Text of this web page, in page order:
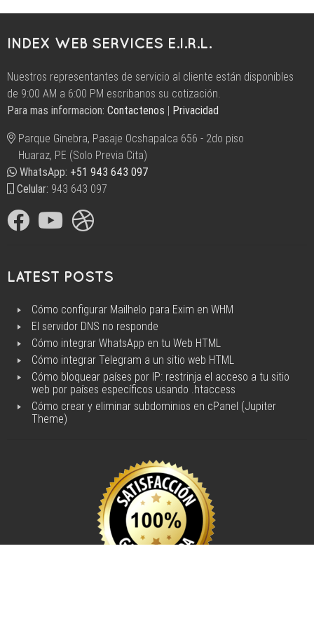
Web
Perú,
AMP
HTML,
Design,
HTML5,
CSS3,
#DiseñoWebPeru,
de
Responsive,
Web
Huaraz ,
Alojamiento
Web
Peru
Hosting
Dominios ,
Web
INDEX WEB SERVICES E.I.R.L.
Nuestros representantes de servicio al cliente están disponibles
de 9:00 AM a 6:00 PM escribanos su cotización.
Para mas informacion: Contactenos | Privacidad
Parque Ginebra, Pasaje Ocshapalca 656 - 2do piso
Huaraz, PE (Solo Previa Cita)
WhatsApp: +51 943 643 097
Celular: 943 643 097
LATEST POSTS
Cómo configurar Mailhelo para Exim en WHM
El servidor DNS no responde
Cómo integrar WhatsApp en tu Web HTML
Cómo integrar Telegram a un sitio web HTML
Cómo bloquear países por IP: restrinja el acceso a tu sitio
web por países específicos usando .htaccess
Cómo crear y eliminar subdominios en cPanel (Jupiter
Theme)